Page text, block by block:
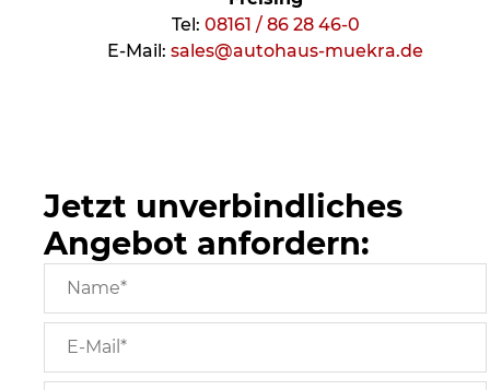
Tel: 08161 / 86 28 46-0
E-Mail: sales@autohaus-muekra.de
Jetzt unverbindliches
Angebot anfordern: